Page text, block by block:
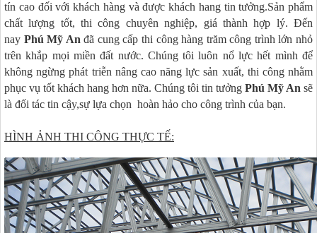
tín cao đối với khách hàng và được khách hang tin tưởng.Sản phẩm
chất lượng tốt, thi công chuyên nghiệp, giá thành hợp lý. Đến
nay Phú Mỹ Anđã cung cấp thi công hàng trăm công trình lớn nhỏ
trên khắp mọi miền đất nước. Chúng tôi luôn nổ lực hết mình để
không ngừng phát triễn nâng cao năng lực sản xuất, thi công nhằm
phục vụ tốt khách hang hơn nữa. Chúng tôi tin tưởng Phú Mỹ An sẽ
là đối tác tin cậy,sự lựa chọn hoàn hảo cho công trình của bạn.
HÌNH ẢNH THI CÔNG THỰC TẾ: